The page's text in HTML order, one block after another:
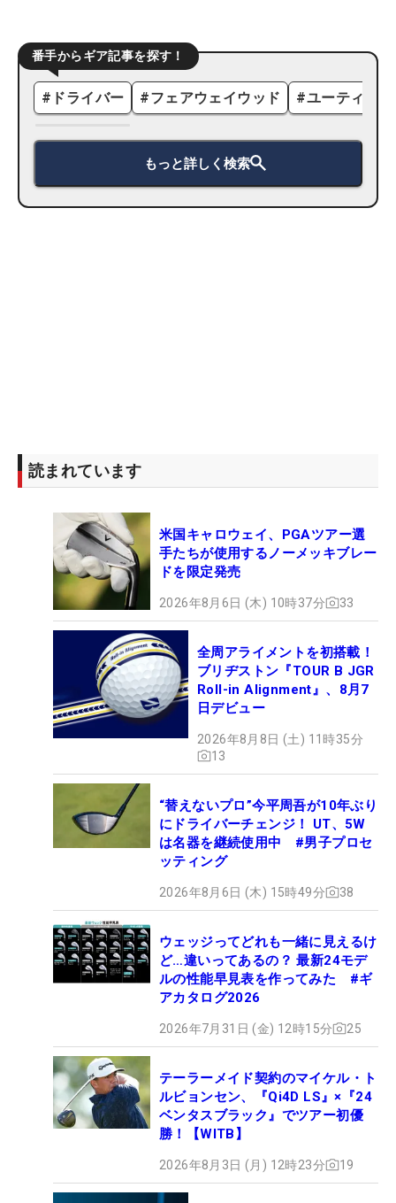
番手からギア記事を探す！
# ドライバー #フェアウェイウッド #ユーティリ
もっと詳しく検索
読まれています
米国キャロウェイ、PGAツアー選
手たちが使用するノーメッキブレー
ドを限定発売
2026年8月6日 (木) 10時37分 33
全周アライメントを初搭載！
ブリヂストン『TOUR B JGR
Roll-in Alignment』、8月7
日デビュー
2026年8月8日 (土) 11時35分
13
“替えないプロ”今平周吾が10年ぶり
にドライバーチェンジ！ UT、5W
は名器を継続使用中 #男子プロセ
ッティング
2026年8月6日 (木) 15時49分 38
ウェッジってどれも一緒に見えるけ
ど…違いってあるの？ 最新24モデ
ルの性能早見表を作ってみた #ギ
アカタログ2026
2026年7月31日 (金) 12時15分 25
テーラーメイド契約のマイケル・ト
ルビョンセン、『Qi4D LS』×『24
ベンタスブラック』でツアー初優
勝！【WITB】
2026年8月3日 (月) 12時23分 19